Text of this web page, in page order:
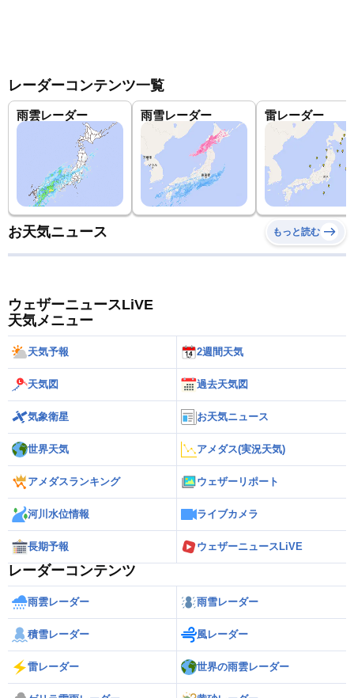
レーダーコンテンツ一覧
雨雲レーダー 雨雪レーダー 雷レーダー
お天気ニュース もっと読む
ウェザーニュースLiVE
天気メニュー
天気予報 2週間天気
天気図 過去天気図
気象衛星 お天気ニュース
世界天気 アメダス(実況天気)
アメダスランキング ウェザーリポート
河川水位情報 ライブカメラ
長期予報 ウェザーニュースLiVE
レーダーコンテンツ
雨雲レーダー 雨雪レーダー
積雪レーダー 風レーダー
雷レーダー 世界の雨雲レーダー